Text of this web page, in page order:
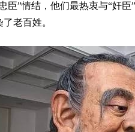
臣”情结，他们最热衷与“奸
老百姓。